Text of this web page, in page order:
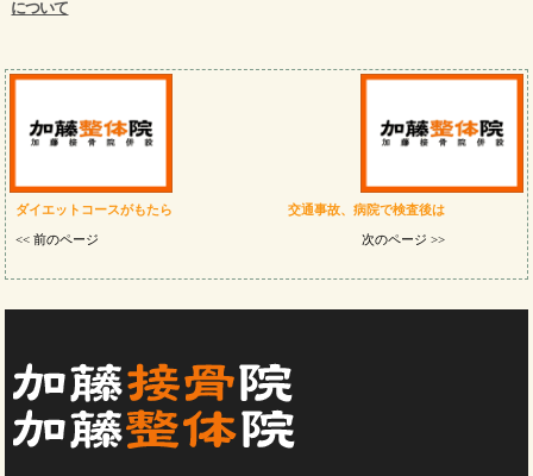
について
ダイエットコースがもたら
<< 前のページ
交通事故、病院で検査後は
次のページ >>